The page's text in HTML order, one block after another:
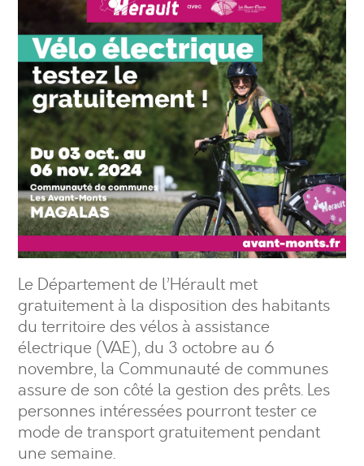
Le Département de l’Hérault met
gratuitement à la disposition des habitants
du territoire des vélos à assistance
électrique (VAE), du 3 octobre au 6
novembre, la Communauté de communes
assure de son côté la gestion des prêts. Les
personnes intéressées pourront tester ce
mode de transport gratuitement pendant
une semaine.